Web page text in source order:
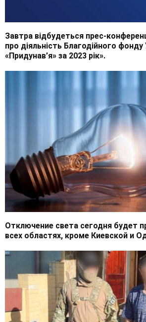
Завтра відбудеться прес-
про діяльність Благодійного
«Придунав’я» за 2023 рік».
Отключение света сегодня будет
всех областях, кроме Киевской и